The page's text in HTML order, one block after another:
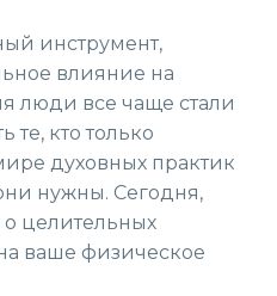
инструмент,
влияние на
люди все чаще стали
те, кто только
духовных практик
нужны. Сегодня,
о целительных
ваше физическое